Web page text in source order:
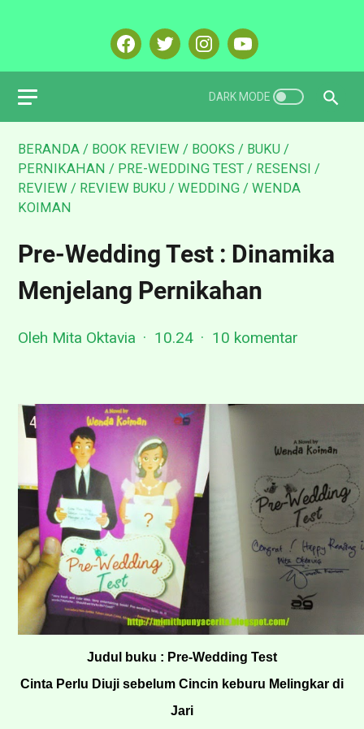
BERANDA / BOOK REVIEW / BOOKS / BUKU /
PERNIKAHAN / PRE-WEDDING TEST / RESENSI /
REVIEW / REVIEW BUKU / WEDDING / WENDA
KOIMAN
Pre-Wedding Test : Dinamika
Menjelang Pernikahan
Oleh Mita Oktavia 10.24 10 komentar
Judul buku : Pre-Wedding Test
Cinta Perlu Diuji sebelum Cincin keburu Melingkar di
Jari